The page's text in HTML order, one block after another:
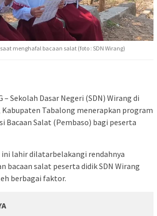
menghafal bacaan salat (foto : SDN Wirang)
– Sekolah Dasar Negeri (SDN) Wirang di
Kabupaten Tabalong menerapkan program
Bacaan Salat (Pembaso) bagi peserta
lahir dilatarbelakangi rendahnya
bacaan salat peserta didik SDN Wirang
berbagai faktor.